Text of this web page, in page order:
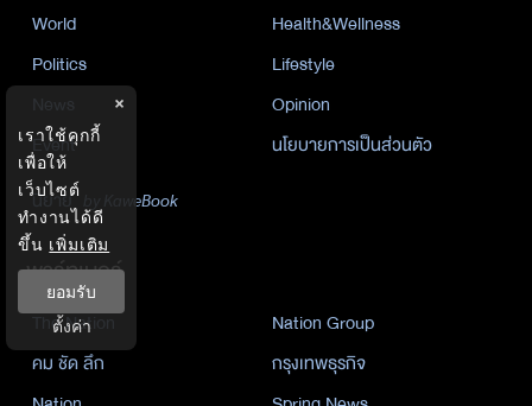
World
Health&Wellness
Politics
Lifestyle
Opinion
Event
นโยบายการเป็นส่วนตัว
นิยาย
by KaweBook
พาร์ทเนอร์
The Nation
Nation Group
คม ชัด ลึก
กรุงเทพธุรกิจ
×
เราใช้คุกกี้
เพื่อให้
เว็บไซต์
ทำงานได้ดี
ขึ้น เพิ่มเติม
ยอมรับ
ตั้งค่า